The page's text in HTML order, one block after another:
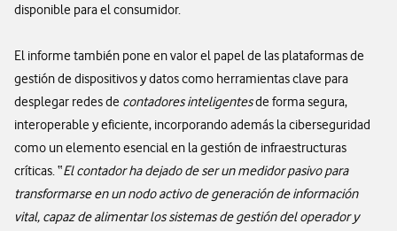
disponible para el consumidor.
El informe también pone en valor el papel de las plataformas de
gestión de dispositivos y datos como herramientas clave para
desplegar redes de contadores inteligentesde forma segura,
interoperable y eficiente, incorporando además la ciberseguridad
como un elemento esencial en la gestión de infraestructuras
críticas. “El contador ha dejado de ser un medidor pasivo para
transformarse en un nodo activo de generación de información
vital, capaz de alimentar los sistemas de gestión del operador y